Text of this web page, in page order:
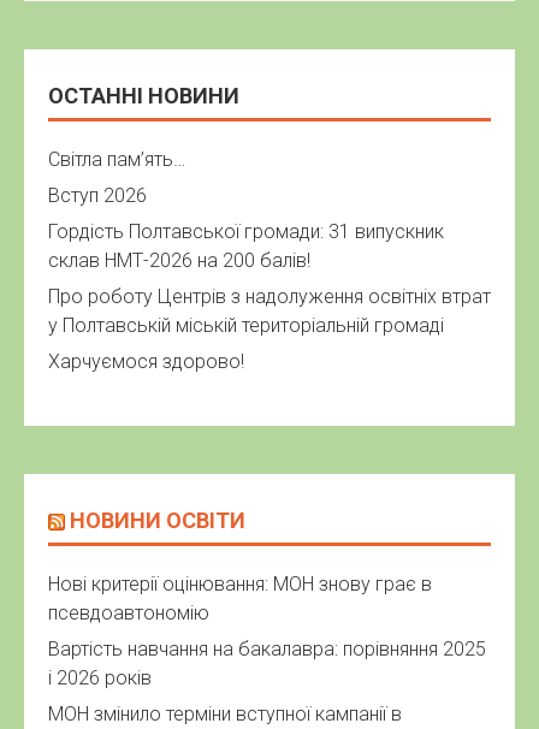
ОСТАННІ НОВИНИ
Світла пам’ять…
Вступ 2026
Гордість Полтавської громади: 31 випускник
склав НМТ-2026 на 200 балів!
Про роботу Центрів з надолуження освітніх втрат
у Полтавській міській територіальній громаді
Харчуємося здорово!
НОВИНИ ОСВІТИ
Нові критерії оцінювання: МОН знову грає в
псевдоавтономію
Вартість навчання на бакалавра: порівняння 2025
і 2026 років
МОН змінило терміни вступної кампанії в